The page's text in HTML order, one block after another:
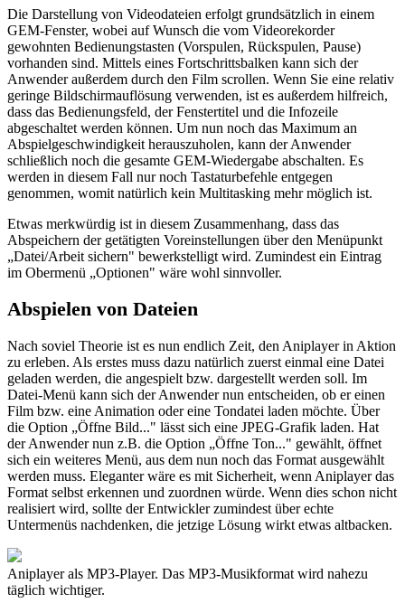
Die Darstellung von Videodateien erfolgt grundsätzlich in einem
GEM-Fenster, wobei auf Wunsch die vom Videorekorder
gewohnten Bedienungstasten (Vorspulen, Rückspulen, Pause)
vorhanden sind. Mittels eines Fortschrittsbalken kann sich der
Anwender außerdem durch den Film scrollen. Wenn Sie eine relativ
geringe Bildschirmauflösung verwenden, ist es außerdem hilfreich,
dass das Bedienungsfeld, der Fenstertitel und die Infozeile
abgeschaltet werden können. Um nun noch das Maximum an
Abspielgeschwindigkeit herauszuholen, kann der Anwender
schließlich noch die gesamte GEM-Wiedergabe abschalten. Es
werden in diesem Fall nur noch Tastaturbefehle entgegen
genommen, womit natürlich kein Multitasking mehr möglich ist.
Etwas merkwürdig ist in diesem Zusammenhang, dass das
Abspeichern der getätigten Voreinstellungen über den Menüpunkt
„Datei/Arbeit sichern" bewerkstelligt wird. Zumindest ein Eintrag
im Obermenü „Optionen" wäre wohl sinnvoller.
Abspielen von Dateien
Nach soviel Theorie ist es nun endlich Zeit, den Aniplayer in Aktion
zu erleben. Als erstes muss dazu natürlich zuerst einmal eine Datei
geladen werden, die angespielt bzw. dargestellt werden soll. Im
Datei-Menü kann sich der Anwender nun entscheiden, ob er einen
Film bzw. eine Animation oder eine Tondatei laden möchte. Über
die Option „Öffne Bild..." lässt sich eine JPEG-Grafik laden. Hat
der Anwender nun z.B. die Option „Öffne Ton..." gewählt, öffnet
sich ein weiteres Menü, aus dem nun noch das Format ausgewählt
werden muss. Eleganter wäre es mit Sicherheit, wenn Aniplayer das
Format selbst erkennen und zuordnen würde. Wenn dies schon nicht
realisiert wird, sollte der Entwickler zumindest über echte
Untermenüs nachdenken, die jetzige Lösung wirkt etwas altbacken.
Aniplayer als MP3-Player. Das MP3-Musikformat wird nahezu
täglich wichtiger.